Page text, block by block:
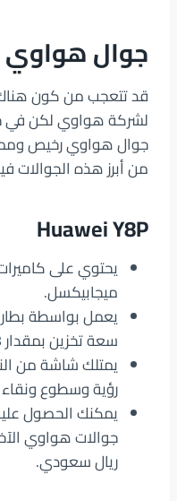
جوال هواوي بسعر
لشركة هواوي لكن في
جوال هواوي رخيص
من أبرز هذه الجوالات
Huawei Y8P
ميجابيكسل.
سعة تخزين بمقدار 128 ميجابايت.
رؤية وسطوع ونقاء
يمكنك الحصول
ريال سعودي.